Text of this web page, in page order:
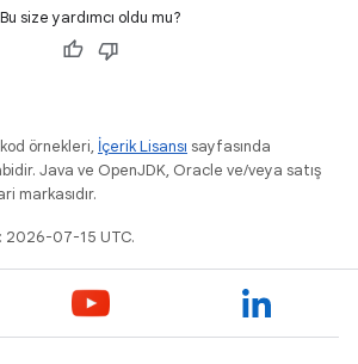
Bu size yardımcı oldu mu?
örnekleri, İçerik Lisansı sayfasında
Java ve OpenJDK, Oracle ve/veya satış
markasıdır.
2026-07-15 UTC.